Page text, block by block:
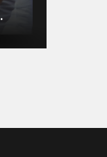
REKOR VARDI! 195 BİN KİŞİ